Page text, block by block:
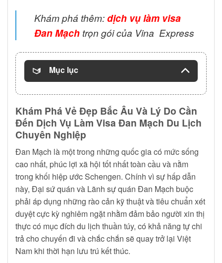
Khám phá thêm:dịch vụ làm visa
Đan Mạch trọn gói của Vina Express
Mục lục
Khám Phá Vẻ Đẹp Bắc Âu Và Lý Do Cần
Đến Dịch Vụ Làm Visa Đan Mạch Du Lịch
Chuyên Nghiệp
Đan Mạch là một trong những quốc gia có mức sống
cao nhất, phúc lợi xã hội tốt nhất toàn cầu và nằm
trong khối hiệp ước Schengen. Chính vì sự hấp dẫn
này, Đại sứ quán và Lãnh sự quán Đan Mạch buộc
phải áp dụng những rào cản kỹ thuật và tiêu chuẩn xét
duyệt cực kỳ nghiêm ngặt nhằm đảm bảo người xin thị
thực có mục đích du lịch thuần túy, có khả năng tự chi
trả cho chuyến đi và chắc chắn sẽ quay trở lại Việt
Nam khi thời hạn lưu trú kết thúc.